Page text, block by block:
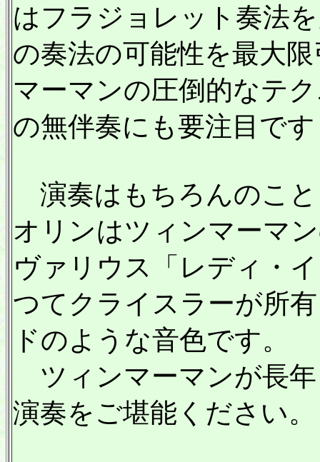
はフラジョレット奏法
の奏法の可能性を最大
マーマンの圧倒的なテ
の無伴奏にも要注目で
演奏はもちろんのこ
オリンはツィンマーマ
ヴァリウス「レディ・
つてクライスラーが所
ドのような音色です。
ツィンマーマンが長
演奏をご堪能ください。